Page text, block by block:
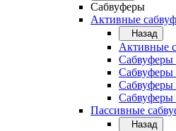
Сабвуферы
Активные
Назад
Активные
Сабвуферы
Сабвуферы
Сабвуферы
Сабвуферы
Пассивные
Назад